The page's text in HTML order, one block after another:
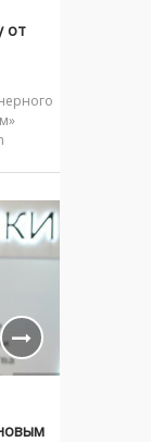
от